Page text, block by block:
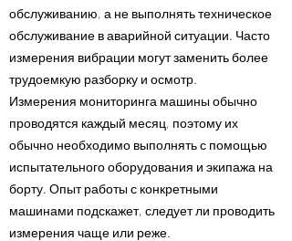
обслуживанию, а не выполнять техническое
обслуживание в аварийной ситуации. Часто
измерения вибрации могут заменить более
трудоемкую разборку и осмотр.
Измерения мониторинга машины обычно
проводятся каждый месяц, поэтому их
обычно необходимо выполнять с помощью
испытательного оборудования и экипажа на
борту. Опыт работы с конкретными
машинами подскажет, следует ли проводить
измерения чаще или реже.